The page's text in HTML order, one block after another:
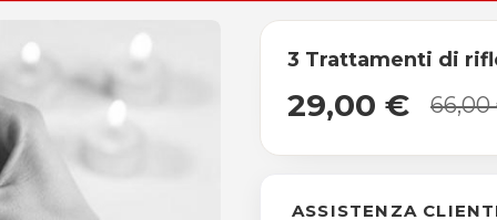
3 Trattamenti di
29,00 €
ASSISTENZA